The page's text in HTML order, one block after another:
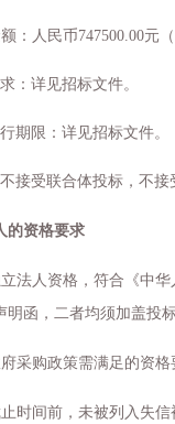
额：人民币747500.00元（
： 详见招标文件。
期限：详见招标文件。
接受联合体投标， 不接
的资格要求
立法人资格，符合《中
明函，二者均须加盖投标
府采购政策需满足的资
止时间前，未被列入失